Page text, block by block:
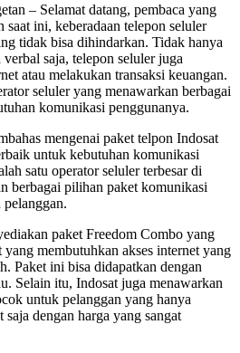
– Selamat datang, pembaca yang
ini, keberadaan telepon seluler
tidak bisa dihindarkan. Tidak hanya
saja, telepon seluler juga
atau melakukan transaksi keuangan.
seluler yang menawarkan berbagai
komunikasi penggunanya.
mengenai paket telpon Indosat
untuk kebutuhan komunikasi
satu operator seluler terbesar di
berbagai pilihan paket komunikasi
paket Freedom Combo yang
membutuhkan akses internet yang
Paket ini bisa didapatkan dengan
Selain itu, Indosat juga menawarkan
untuk pelanggan yang hanya
dengan harga yang sangat